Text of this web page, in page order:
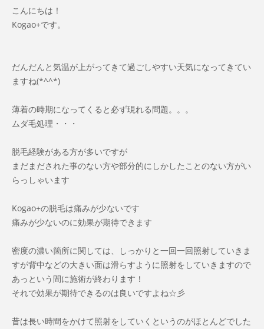
こんにちは！
Kogao+です。
だんだんと気温が上がってきて過ごしやすい天気になってきてい
ますね(*^^*)
薄着の時期になってくると必ず現れる問題。。。
ムダ毛処理・・・
脱毛経験がある方が多いですが
まだまだされた事のない方や部分的にしかしたことのない方がい
らっしゃいます
Kogao+の脱毛は痛みが少ないです
痛みが少ないのに効果が期待できます
密度の濃い箇所に関しては、しっかりと一回一回照射していきま
すが背中などの大きい面は滑らすように照射をしていきますので
あっという間に施術が終わります！
それで効果が期待できるのは良いですよね☆彡
昔は長い時間をかけて照射をしていくというのがほとんどでした